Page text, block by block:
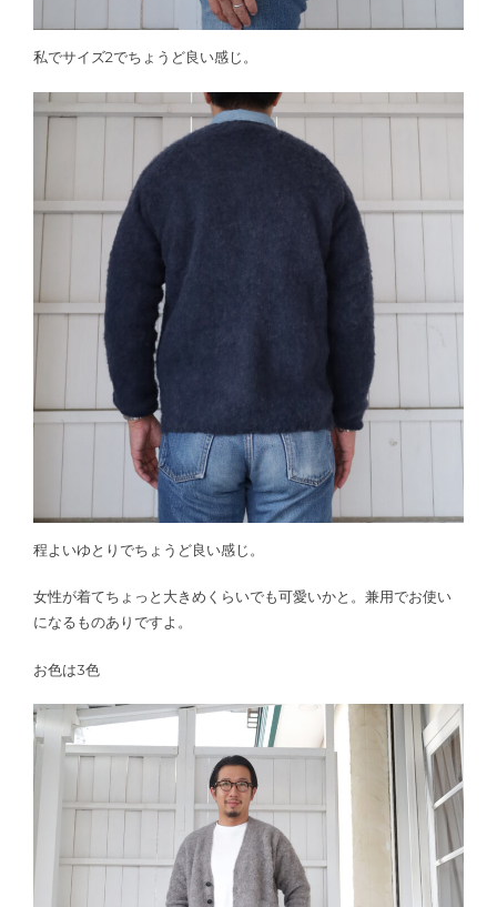
私でサイズ2でちょうど良い感じ。
程よいゆとりでちょうど良い感じ。
女性が着てちょっと大きめくらいでも可愛いかと。兼用でお使い
になるものありですよ。
お色は3色